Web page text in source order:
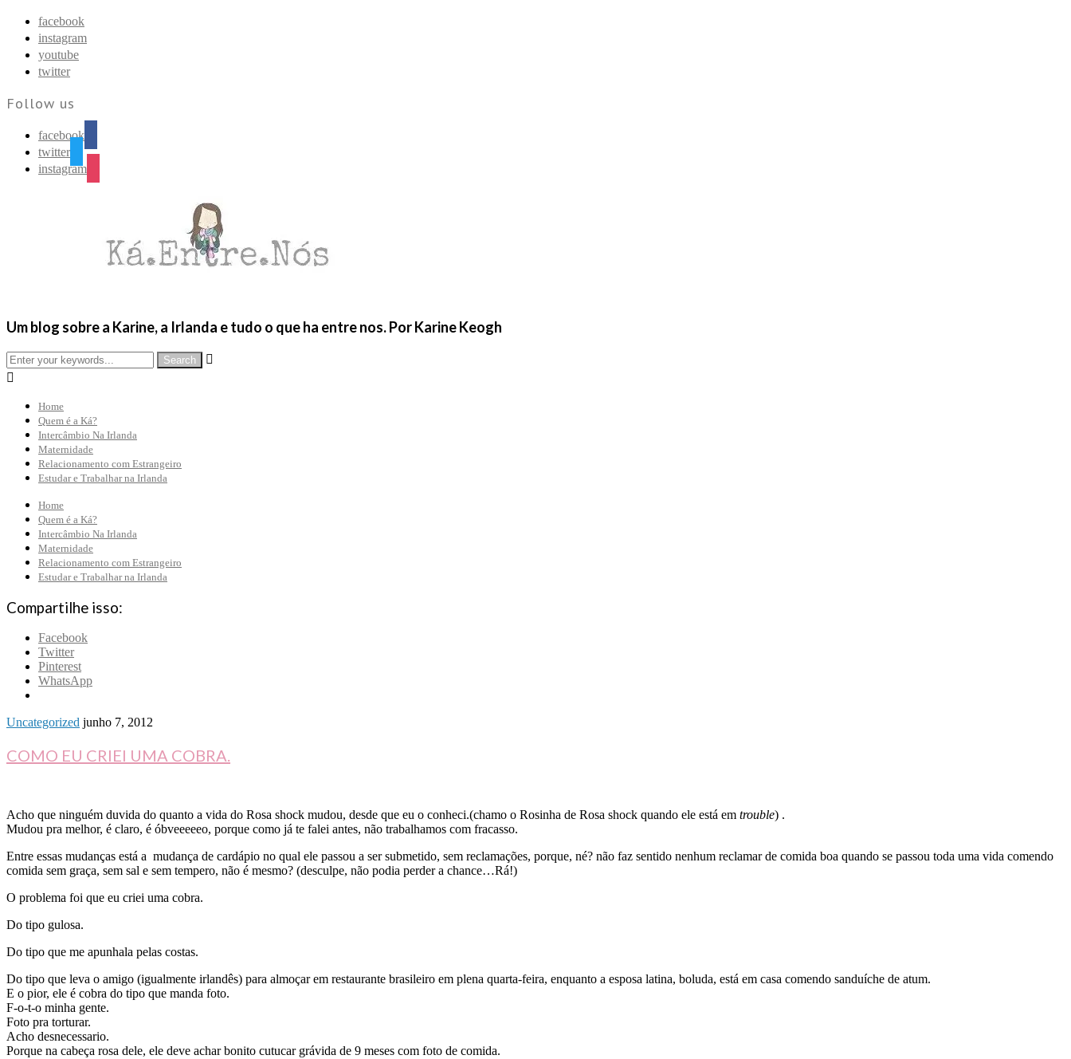
facebook
instagram
youtube
twitter
Follow us
facebook
twitter
instagram
Um blog sobre a Karine, a Irlanda e tudo o que ha entre nos. Por Karine Keogh


Home
Quem é a Ká?
Intercâmbio Na Irlanda
Maternidade
Relacionamento com Estrangeiro
Estudar e Trabalhar na Irlanda
Home
Quem é a Ká?
Intercâmbio Na Irlanda
Maternidade
Relacionamento com Estrangeiro
Estudar e Trabalhar na Irlanda
Compartilhe isso:
Facebook
Twitter
Pinterest
WhatsApp
Uncategorized junho 7, 2012
COMO EU CRIEI UMA COBRA.
Acho que ninguém duvida do quanto a vida do Rosa shock mudou, desde que eu o conheci.(chamo o Rosinha de Rosa shock quando ele está em trouble) .
Mudou pra melhor, é claro, é óbveeeeeo, porque como já te falei antes, não trabalhamos com fracasso.
Entre essas mudanças está a mudança de cardápio no qual ele passou a ser submetido, sem reclamações, porque, né? não faz sentido nenhum reclamar de comida boa quando se passou toda uma vida comendo
comida sem graça, sem sal e sem tempero, não é mesmo? (desculpe, não podia perder a chance…Rá!)
O problema foi que eu criei uma cobra.
Do tipo gulosa.
Do tipo que me apunhala pelas costas.
Do tipo que leva o amigo (igualmente irlandês) para almoçar em restaurante brasileiro em plena quarta-feira, enquanto a esposa latina, boluda, está em casa comendo sanduíche de atum.
E o pior, ele é cobra do tipo que manda foto.
F-o-t-o minha gente.
Foto pra torturar.
Acho desnecessario.
Porque na cabeça rosa dele, ele deve achar bonito cutucar grávida de 9 meses com foto de comida.